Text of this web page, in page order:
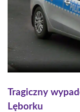
Tragiczny
Lęborku